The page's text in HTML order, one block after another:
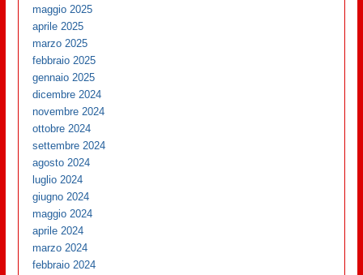
maggio 2025
aprile 2025
marzo 2025
febbraio 2025
gennaio 2025
dicembre 2024
novembre 2024
ottobre 2024
settembre 2024
agosto 2024
luglio 2024
giugno 2024
maggio 2024
aprile 2024
marzo 2024
febbraio 2024